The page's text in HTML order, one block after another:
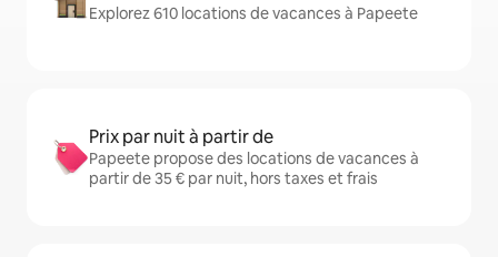
Explorez 610 locations de vacances à Papeete
Prix par nuit à partir de
Papeete propose des locations de vacances à
partir de 35 € par nuit, hors taxes et frais